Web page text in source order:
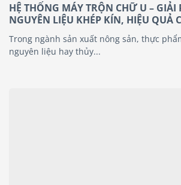
HỆ THỐNG MÁY TRỘN CHỮ U – GIẢI
NGUYÊN LIỆU KHÉP KÍN, HIỆU QUẢ
Trong ngành sản xuất nông sản, thực
nguyên liệu hay thủy...